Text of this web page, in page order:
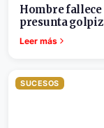
Hombre fallece
presunta
Leer más
SUCESOS